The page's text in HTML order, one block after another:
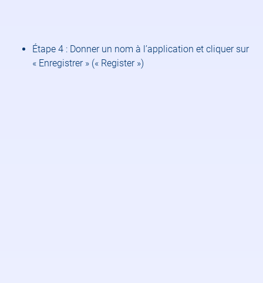
Étape 4 : Donner un nom à l’application et cliquer sur
« Enregistrer » (« Register »)